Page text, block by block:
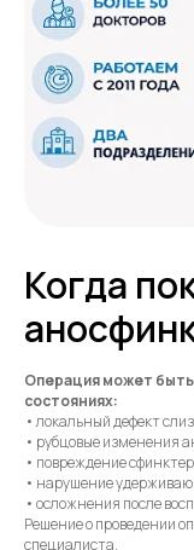
Когда
Операция может
состояниях:
• локальный дефект
• рубцовые изменения
• повреждение
• нарушение
• осложнения после
Решение о проведении
специалиста.